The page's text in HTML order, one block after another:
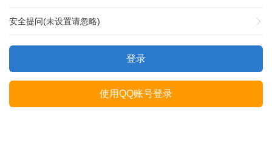
安全提问(未设置请忽略)
登录
使用QQ账号登录